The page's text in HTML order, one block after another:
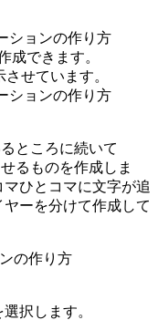
成できます。
せています。
ところに続いて
るものを作成しま
ひとコマに文字が追
ーを分けて作成して
択します。